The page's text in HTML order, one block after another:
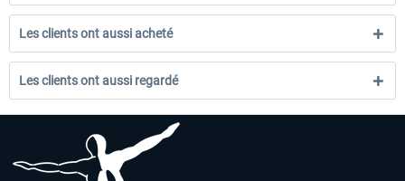
Les clients ont aussi acheté
Les clients ont aussi regardé